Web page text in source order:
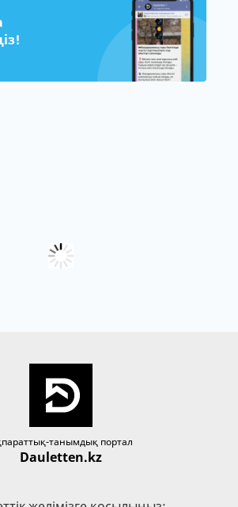
танымдық портал
Dauletten.kz